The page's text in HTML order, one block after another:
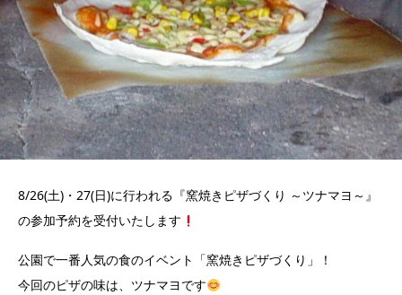
8/26(土)・27(日)に行われる『窯焼きピザづくり ～ツナマヨ～』
の参加予約を受付いたします
公園で一番人気の食のイベント「窯焼きピザづくり」！
今回のピザの味は、ツナマヨです